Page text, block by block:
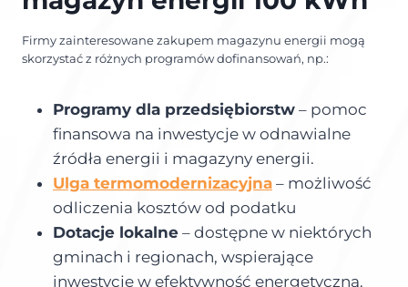
Firmy zainteresowane zakupem magazynu energii mogą
skorzystać z różnych programów dofinansowań, np.:
Programy dla przedsiębiorstw – pomoc
finansowa na inwestycje w odnawialne
źródła energii i magazyny energii.
Ulga termomodernizacyjna – możliwość
odliczenia kosztów od podatku
Dotacje lokalne – dostępne w niektórych
gminach i regionach, wspierające
inwestycje w efektywność energetyczną.